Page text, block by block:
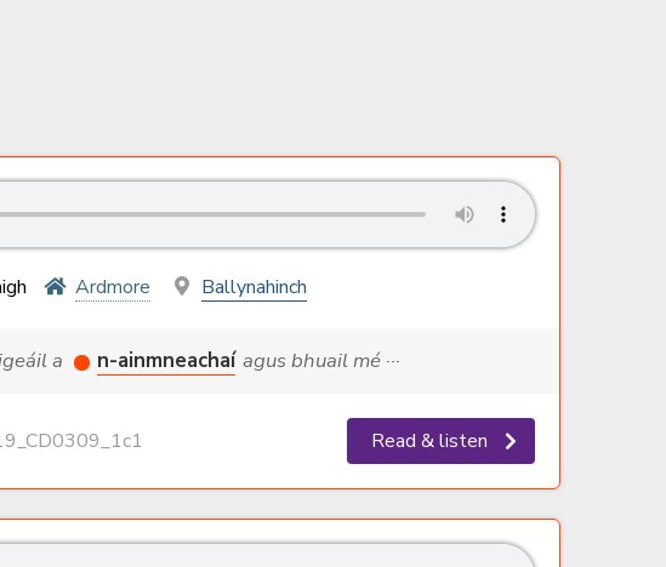
Ardmore Ballynahinch
a n-ainmneachaí agus bhuail mé ···
Read & listen